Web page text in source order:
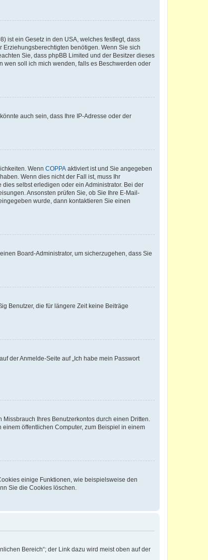
ist ein Gesetz in den USA, welches festlegt, dass
benötigen. Wenn Sie sich
Sie, dass phpBB Limited und der Besitzer dieses
wen soll ich mich wenden, falls es Beschwerden oder
auch sein, dass Ihre IP-Adresse oder der
Wenn COPPA aktiviert ist und Sie angegeben
Wenn dies nicht der Fall ist, muss Ihr
selbst erledigen oder ein Administrator. Bei der
Ansonsten prüfen Sie, ob Sie Ihre E-Mail-
wurde, dann kontaktieren Sie einen
Board-Administrator, um sicherzugehen, dass Sie
Benutzer, die für längere Zeit keine Beiträge
der Anmelde-Seite auf „Ich habe mein Passwort
Ihres Benutzerkontos durch einen Dritten.
öffentlichen Computer, zum Beispiel in einem
einige Funktionen, wie beispielsweise den
Sie die Cookies löschen.
Bereich“; der Link dazu wird meist oben auf der